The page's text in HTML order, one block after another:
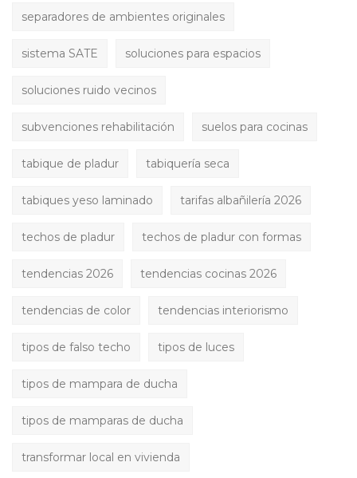
separadores de ambientes originales
sistema SATE soluciones para espacios
soluciones ruido vecinos
subvenciones rehabilitación suelos para cocinas
tabique de pladur tabiquería seca
tabiques yeso laminado tarifas albañilería 2026
techos de pladur techos de pladur con formas
tendencias 2026 tendencias cocinas 2026
tendencias de color tendencias interiorismo
tipos de falso techo tipos de luces
tipos de mampara de ducha
tipos de mamparas de ducha
transformar local en vivienda